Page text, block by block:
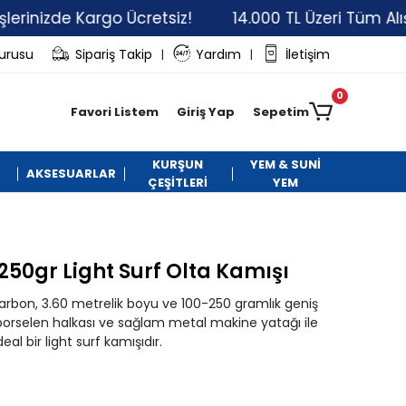
Kargo Ücretsiz! 14.000 TL Üzeri Tüm
Sipariş Takip | Yardım | İletişim
Favori Listem Giriş Yap Sepetim
0
AKSESUARLAR
KURŞUN
ÇEŞİTLERİ
YEM & SUNİ
YEM
Light Surf Olta Kamışı
3.60 metrelik boyu ve 100-250 gramlık geniş
halkası ve sağlam metal makine yatağı ile
bir light surf kamışıdır.